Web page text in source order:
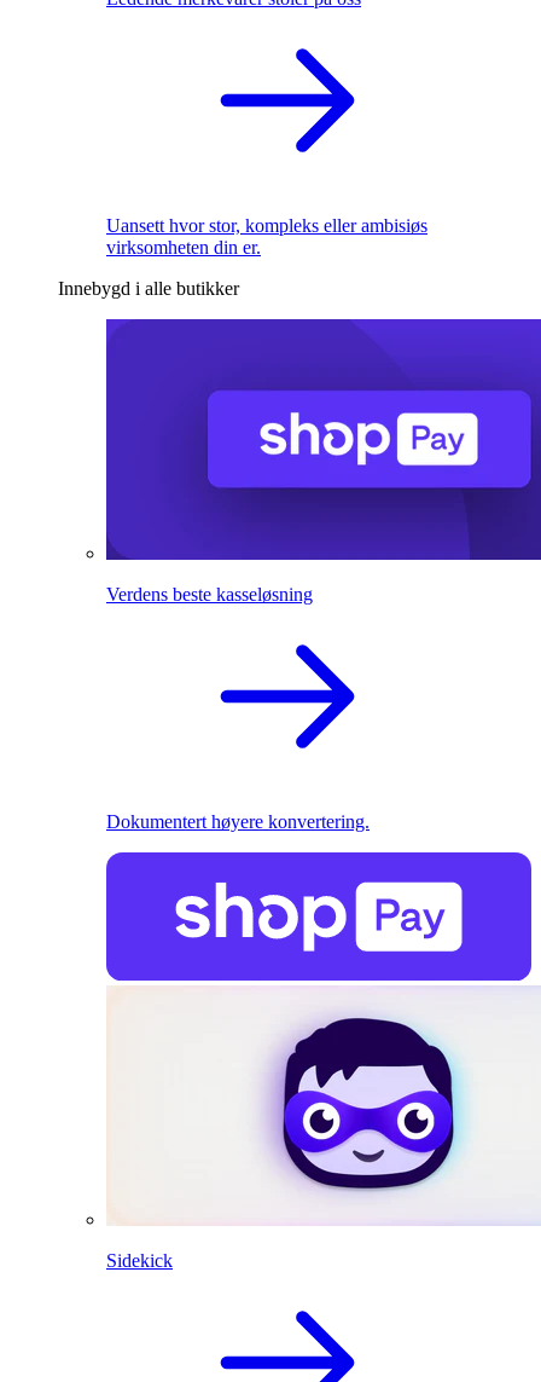
Uansett hvor stor, kompleks eller ambisiøs
virksomheten din er.
Innebygd i alle butikker
Verdens beste kasseløsning
Dokumentert høyere konvertering.
Sidekick